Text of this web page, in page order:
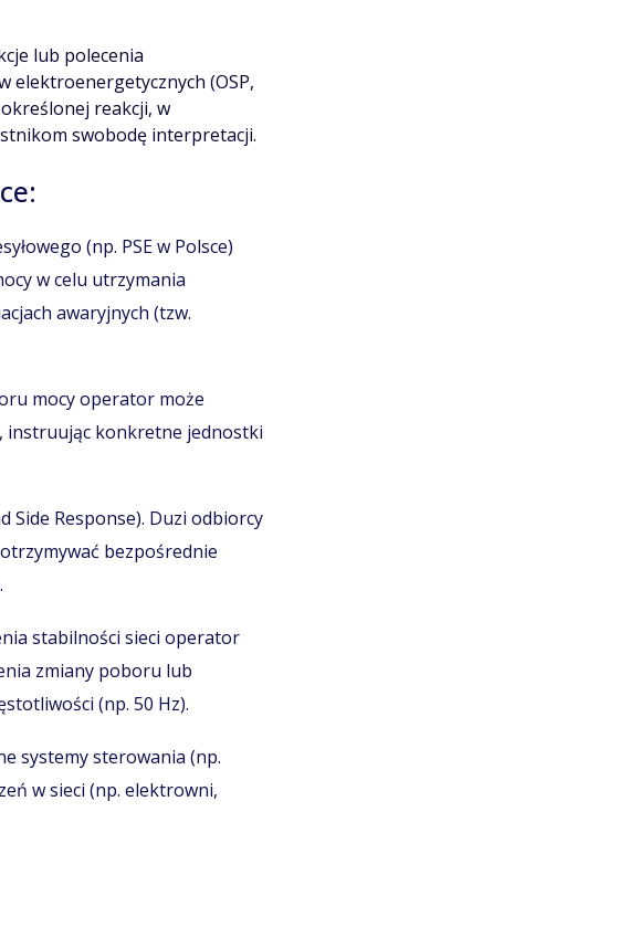
lub polecenia
elektroenergetycznych (OSP,
reakcji, w
swobodę interpretacji.
(np. PSE w Polsce)
w celu utrzymania
awaryjnych (tzw.
mocy operator może
instruując konkretne jednostki
Side Response). Duzi odbiorcy
bezpośrednie
stabilności sieci operator
zmiany poboru lub
(np. 50 Hz).
systemy sterowania (np.
w sieci (np. elektrowni,